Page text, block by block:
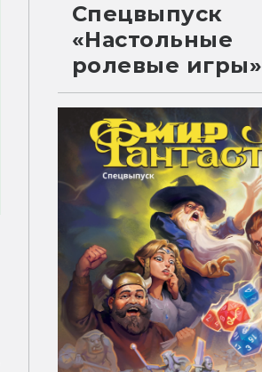
Спецвыпуск
«Настольные
ролевые игры»